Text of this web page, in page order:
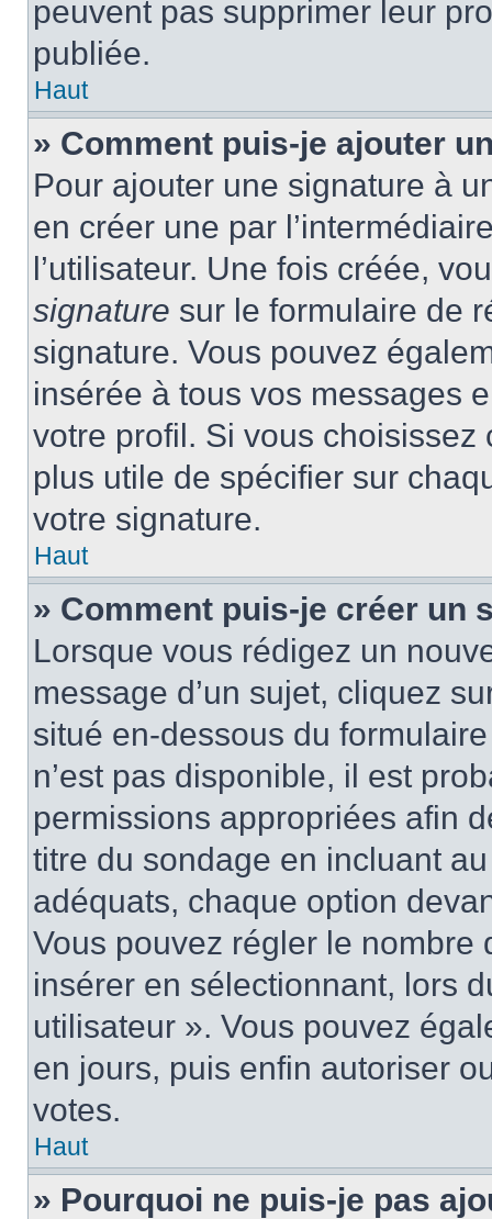
peuvent pas supprimer leur
publiée.
Haut
» Comment puis-je ajouter
Pour ajouter une signature à
en créer une par
l’utilisateur. Une fois créée,
signature sur le formulaire de
signature. Vous pouvez
insérée à tous vos messages
votre profil. Si vous
plus utile de spécifier sur
votre signature.
Haut
» Comment puis-je créer un
Lorsque vous rédigez un
message d’un sujet, cliquez
situé en-dessous du
n’est pas disponible, il est
permissions appropriées afin
titre du sondage en incluant
adéquats, chaque option
Vous pouvez régler le nombre
insérer en sélectionnant, lors
utilisateur ». Vous pouvez
en jours, puis enfin autoriser
votes.
Haut
» Pourquoi ne puis-je pas